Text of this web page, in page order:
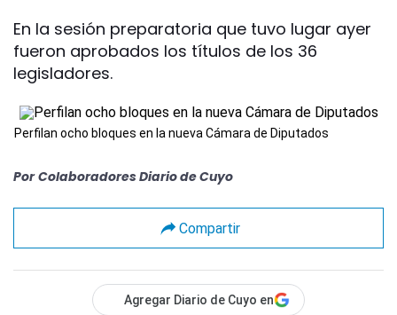
En la sesión preparatoria que tuvo lugar ayer
fueron aprobados los títulos de los 36
legisladores.
Perfilan ocho bloques en la nueva Cámara de Diputados
Por Colaboradores Diario de Cuyo
Compartir
Agregar Diario de Cuyo en